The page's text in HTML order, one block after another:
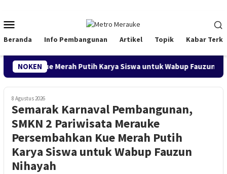
konten
Mobile
Beranda Info Pembangunan Artikel Topik Kabar
NOKEN
Merah Putih Karya Siswa untuk Wabup Fauzun Nihayah
8 Agustus 2026
Semarak Karnaval Pembangunan,
SMKN 2 Pariwisata Merauke
Persembahkan Kue Merah Putih
Karya Siswa untuk Wabup Fauzun
Nihayah